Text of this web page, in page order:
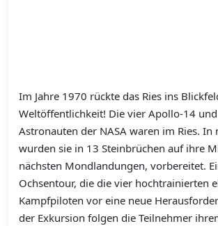
Im Jahre 1970 rückte das Ries ins
Weltöffentlichkeit! Die vier Apollo-14
Astronauten der NASA waren im Ries. In
wurden sie in 13 Steinbrüchen auf ihre
nächsten Mondlandungen, vorbereitet.
Ochsentour, die die vier hochtrainierten
Kampfpiloten vor eine neue
der Exkursion folgen die Teilnehmer